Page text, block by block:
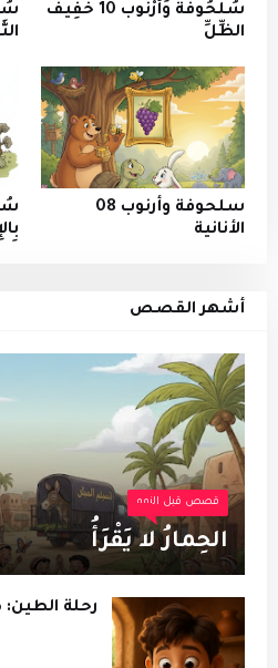
سُلْحُوفَة وَأَرْنُوب 10 خَفِيفُ
الظِّلِّ
سلحوفة وأرنوب 08
الأنانية
أشهر القصص
قصص قبل النوم
الحِمارُ لا يَقْرَأُ
رحلة الطين: